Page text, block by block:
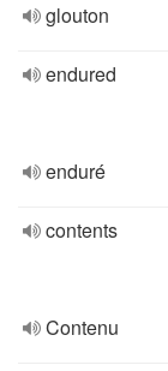
glouton
endured
enduré
contents
Contenu